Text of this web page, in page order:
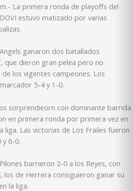
La primera ronda de playoffs del
estuvo matizado por varias
ganaron dos batallados
que dieron gran pelea pero no
los vigentes campeones. Los
5-4 y 1-0.
sorprendieorn con dominante barrida
en primera ronda por primera vez en
liga. Las victorias de Los Frailes fueron
y 6-0.
barrieron 2-0 a los Reyes, con
los de Herrera consiguieron ganar su
la liga.